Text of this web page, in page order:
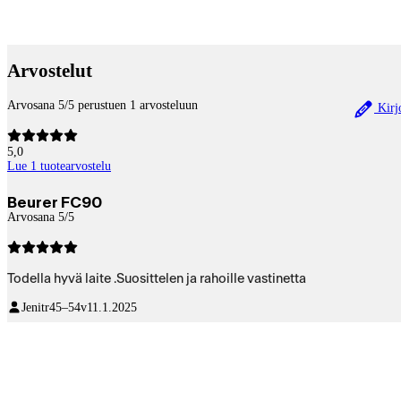
Arvostelut
Arvosana 5/5 perustuen 1 arvosteluun
5,0
Lue 1 tuotearvostelu
Beurer FC90
Arvosana 5/5
Todella hyvä laite .Suosittelen ja rahoille vastinetta
Jenitr45–54v11.1.2025